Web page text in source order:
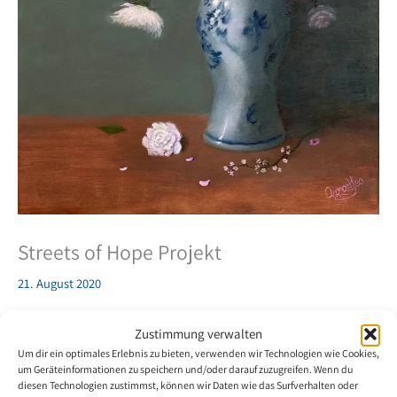
Zustimmung verwalten
Um dir ein optimales Erlebnis zu bieten, verwenden wir Technologien wie Cookies,
um Geräteinformationen zu speichern und/oder darauf zuzugreifen. Wenn du
diesen Technologien zustimmst, können wir Daten wie das Surfverhalten oder
Streets of Hope Projekt
21. August 2020
Aaron Yeo Kwok Chian, Mundmaler aus Singapur hat eine digitale
Kopie seines Gemäldes ‚Blumen‘ beim Projekt Streets of Hope
eingereicht. „Streets of Hope“ ist ein einzigartiges Projekt, mit dem
Ziel die Einwohner von Singapur mit physischer und virtueller